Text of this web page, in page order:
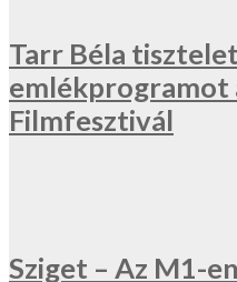
Tarr Béla
emlékprogramot
Filmfesztivál
Sziget – Az M1-